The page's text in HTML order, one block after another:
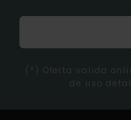
(*) Oferta valida
de uso